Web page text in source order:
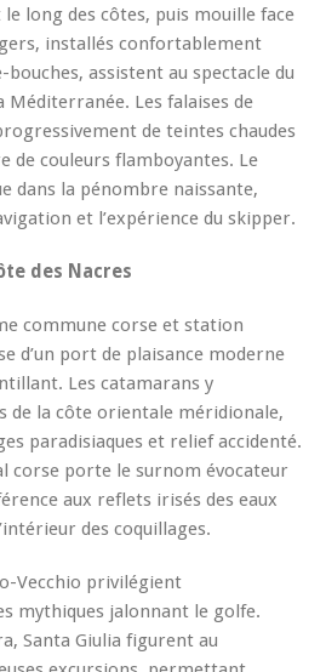
long des côtes, puis mouille face
installés confortablement
assistent au spectacle du
Les falaises de
de teintes chaudes
de couleurs flamboyantes. Le
dans la pénombre naissante,
et l’expérience du skipper.
des Nacres
commune corse et station
d’un port de plaisance moderne
Les catamarans y
de la côte orientale méridionale,
paradisiaques et relief accidenté.
corse porte le surnom évocateur
aux reflets irisés des eaux
des coquillages.
Vecchio privilégient
mythiques jalonnant le golfe.
Santa Giulia figurent au